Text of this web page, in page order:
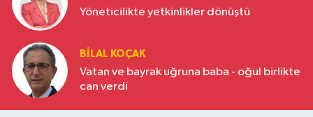
Yöneticilikte yetkinlikler dönüştü
BILAL KOÇAK
Vatan ve bayrak uğruna baba - oğul birlikte
can verdi